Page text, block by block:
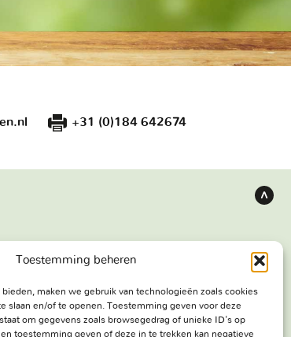
Toestemming beheren
maken we gebruik van technologieën zoals cookies
slaan en/of te openen. Toestemming geven voor deze
om gegevens zoals browsegedrag of unieke ID's op
toestemming geven of deze in te trekken kan negatieve
+31 (0)184 642674
Haringweg 3A
2975 LB Ottoland
boven